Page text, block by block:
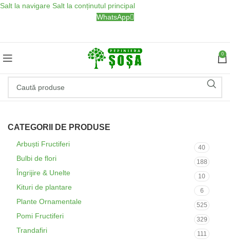
Salt la navigare Salt la conținutul principal
WhatsApp
0
CATEGORII DE PRODUSE
Arbuști Fructiferi 40
Bulbi de flori 188
Îngrijire & Unelte 10
Kituri de plantare 6
Plante Ornamentale 525
Pomi Fructiferi 329
Trandafiri 111